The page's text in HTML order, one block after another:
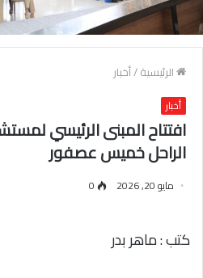
الرئيسية/أخبار
أخبار
افتتاح المبنى الرئيسي
الراحل خميس عصفور
مايو 20, 2026 0
كتب : ماهر بدر